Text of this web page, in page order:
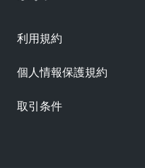
利用規約
個人情報保護規約
取引条件